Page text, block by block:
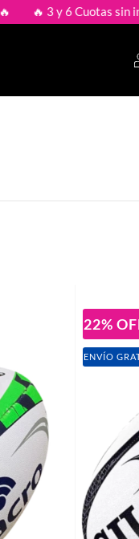
3 y 6 Cuotas sin interés
22%
ENVÍO